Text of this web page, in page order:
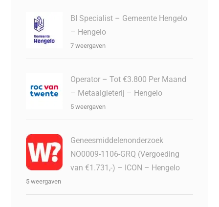
BI Specialist – Gemeente Hengelo
– Hengelo
7 weergaven
Operator – Tot €3.800 Per Maand
– Metaalgieterij – Hengelo
5 weergaven
Geneesmiddelenonderzoek
NO0009-1106-GRQ (Vergoeding
van €1.731,-) – ICON – Hengelo
5 weergaven